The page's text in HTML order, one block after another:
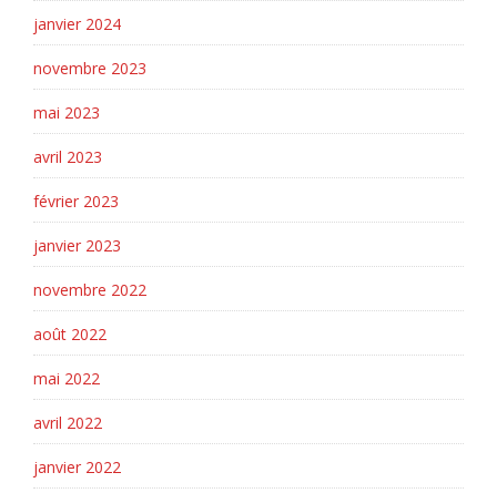
janvier 2024
novembre 2023
mai 2023
avril 2023
février 2023
janvier 2023
novembre 2022
août 2022
mai 2022
avril 2022
janvier 2022